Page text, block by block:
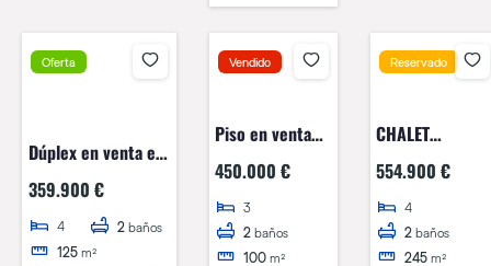
Oferta
Dúplex en venta en
Calle Escorial 15,
Brunete
359.900 €
4 2 baños
125 m²
Vendido
Piso en venta
en Calle
Concorde 3,
Brunete
450.000 €
3
2 baños
100 m²
Reservado
CHALET
INDEPENDIENTE
EN LA RAYA DEL
PALANCAR
BRUNETE
554.900 €
4
2 baños
245 m²